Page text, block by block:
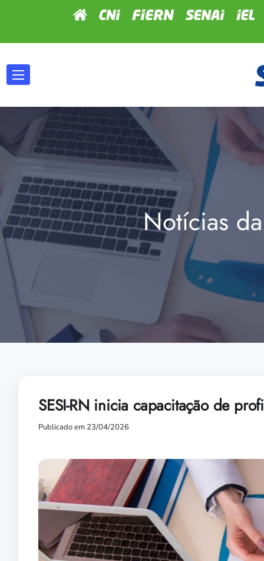
Notícias
SESI-RN inicia capacitação de
Publicado em 23/04/2026